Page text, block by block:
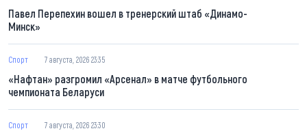
Павел Перепехин вошел в тренерский штаб «Динамо-
Минск»
Спорт 7 августа, 2026 23:35
«Нафтан» разгромил «Арсенал» в матче футбольного
чемпионата Беларуси
Спорт 7 августа, 2026 23:30